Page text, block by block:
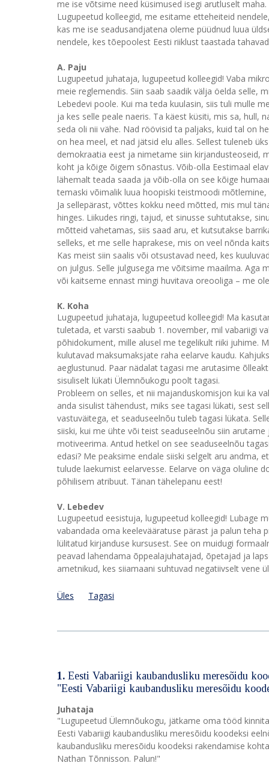
me ise võtsime need küsimused isegi arutluselt maha.
Lugupeetud kolleegid, me esitame etteheiteid
kas me ise seadusandjatena oleme püüdnud luua
nendele, kes tõepoolest Eesti riiklust taastada
A. Paju
Lugupeetud juhataja, lugupeetud kolleegid! Vaba
meie reglemendis. Siin saab saadik välja öelda selle,
Lebedevi poole. Kui ma teda kuulasin, siis tuli mulle
ja kes selle peale naeris. Ta käest küsiti, mis sa, hull,
seda oli nii vähe. Nad röövisid ta paljaks, kuid tal on
on hea meel, et nad jätsid elu alles. Sellest tuleneb
demokraatia eest ja nimetame siin kirjandusteoseid,
koht ja kõige õigem sõnastus. Võib-olla Eestimaal
lähemalt teada saada ja võib-olla on see kõige
temaski võimalik luua hoopiski teistmoodi
Ja sellepärast, võttes kokku need mõtted, mis mul
hinges. Liikudes ringi, tajud, et sinusse suhtutakse,
mõtteid vahetamas, siis saad aru, et kutsutakse
selleks, et me selle haprakese, mis on veel nõnda
Kas meist siin saalis või otsustavad need, kes
on julgus. Selle julgusega me võitsime maailma. Aga
või kaitseme ennast mingi huvitava oreooliga – me
K. Koha
Lugupeetud juhataja, lugupeetud kolleegid! Ma
tuletada, et varsti saabub 1. november, mil vabariigi
põhidokument, mille alusel me tegelikult riiki juhime.
kulutavad maksumaksjate raha eelarve kaudu.
aeglustunud. Paar nädalat tagasi me arutasime
sisuliselt lükati Ülemnõukogu poolt tagasi.
Probleem on selles, et nii majanduskomisjon kui ka
anda sisulist tähendust, miks see tagasi lükati, sest
vastuväitega, et seaduseelnõu tuleb tagasi lükata.
siiski, kui me ühte või teist seaduseelnõu siin
motiveerima. Antud hetkel on see seaduseelnõu
edasi? Me peaksime endale siiski selgelt aru andma,
tulude laekumist eelarvesse. Eelarve on väga oluline
põhilisem atribuut. Tänan tähelepanu eest!
V. Lebedev
Lugupeetud eesistuja, lugupeetud kolleegid! Lubage
vabandada oma keelevääratuse pärast ja palun teha
lülitatud kirjanduse kursusest. See on muidugi
peavad lahendama õppealajuhatajad, õpetajad ja
ametnikud, kes siiamaani suhtuvad negatiivselt vene
Üles Tagasi
1. Eesti Vabariigi kaubandusliku meresõidu
"Eesti Vabariigi kaubandusliku meresõidu
Juhataja
"Lugupeetud Ülemnõukogu, jätkame oma tööd
Eesti Vabariigi kaubandusliku meresõidu koodeksi
kaubandusliku meresõidu koodeksi rakendamise
Nathan Tõnnisson. Palun!"